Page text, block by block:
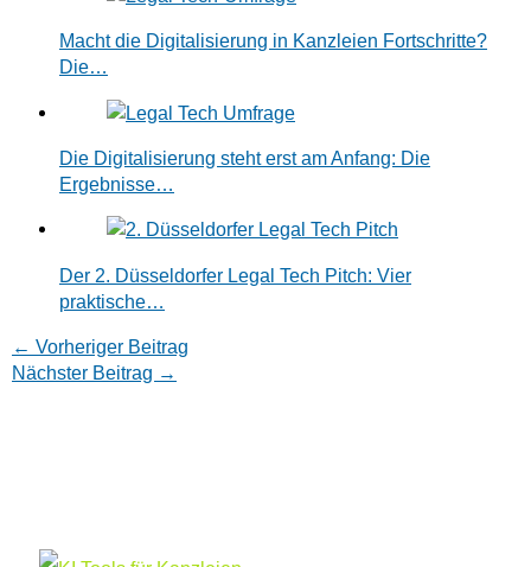
Macht die Digitalisierung in Kanzleien Fortschritte?
Die…
Die Digitalisierung steht erst am Anfang: Die
Ergebnisse…
Der 2. Düsseldorfer Legal Tech Pitch: Vier
praktische…
← Vorheriger Beitrag
Nächster Beitrag →